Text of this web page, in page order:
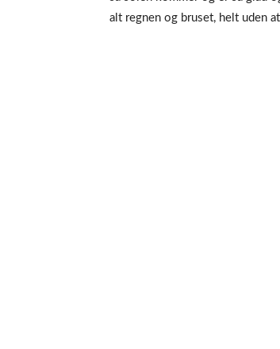
alt regnen og bruset, helt uden